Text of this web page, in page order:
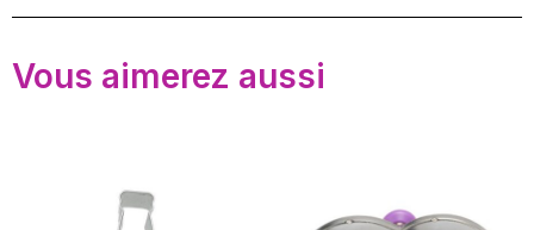
Vous aimerez aussi